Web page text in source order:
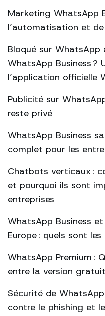
Marketing WhatsApp
l’automatisation et de
Bloqué sur WhatsApp
WhatsApp Business ?
l’application officielle
Publicité sur
reste privé
WhatsApp Business
complet pour les
Chatbots verticaux :
et pourquoi ils sont
entreprises
WhatsApp Business
Europe : quels sont
WhatsApp Premium :
entre la version
Sécurité de
contre le phishing et